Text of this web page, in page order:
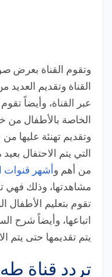
وتقوم القناة بعرض
القناة وتقديم
عبر القناة، وأيضاً تقوم
الخاصة بالأطفال من
وتقديم تهنئة عليها
التي يتم الاحتفال
من أهم و أشهر قنوات
مشاهدتها، وذلك فهي
تقوم بتعليم الأطفال
اتباعها، وأيضاً شرح
يتم تقديمها حتى يتم
تردد قناة طه Taha TV الجديد